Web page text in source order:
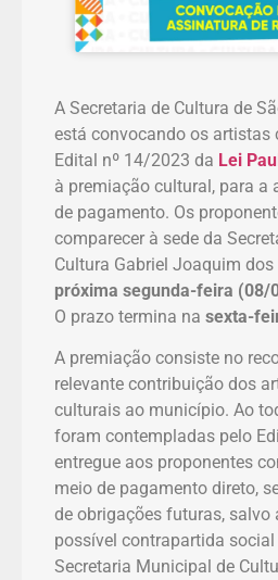
A Secretaria de Cultura de
está convocando os artistas
Edital nº 14/2023 da Lei
à premiação cultural, para a
de pagamento. Os
comparecer à sede da
Cultura Gabriel Joaquim dos
próxima segunda-feira (08/
O prazo termina na sexta-
A premiação consiste no
relevante contribuição dos
culturais ao município. Ao
foram contempladas pelo
entregue aos proponentes
meio de pagamento direto,
de obrigações futuras, salvo
possível contrapartida
Secretaria Municipal de